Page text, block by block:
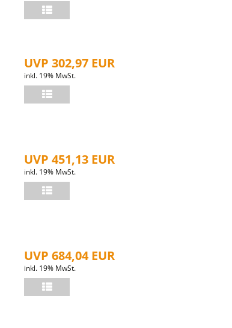
UVP 302,97 EUR
inkl. 19% MwSt.
UVP 451,13 EUR
inkl. 19% MwSt.
UVP 684,04 EUR
inkl. 19% MwSt.